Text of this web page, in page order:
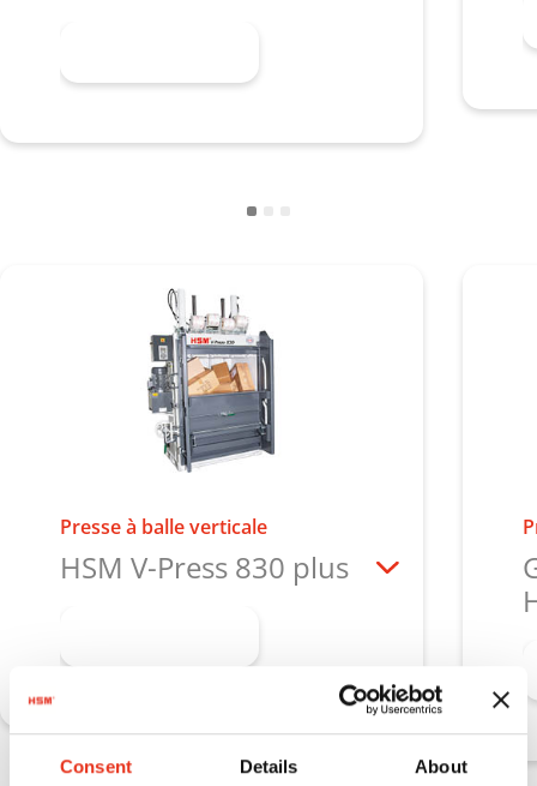
Consent Details About
Presse à balle verticale
HSM V-Press 830 plus